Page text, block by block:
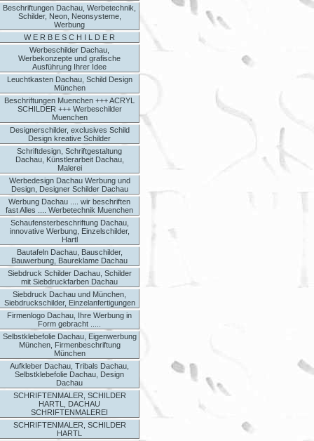
Beschriftungen Dachau, Werbetechnik,
Schilder, Neon, Neonsysteme,
Werbung
W E R B E S C H I L D E R
Werbeschilder Dachau,
Werbekonzepte und grafische
Ausführung Ihrer Idee
Leuchtkasten Dachau, Schild Design
München
Beschriftungen Muenchen +++ ACRYL
SCHILDER +++ Werbeschilder
Muenchen
Designerschilder, exclusives Schild
Design kreative Schilder
Schriftdesign, Schriftgestaltung
Dachau, Künstlerarbeit Dachau,
Malerei
Werbedesign Dachau Werbung und
Design, Designer Schilder Dachau
Werbung Dachau .... wir beschriften
fast Alles .... Werbetechnik Muenchen
Schaufensterbeschriftung Dachau,
innovative Werbung, Einzelschilder,
Hartl
Bautafeln Dachau, Bauschilder,
Bauwerbung, Baureklame Dachau
Siebdruck Schilder Dachau, Schilder
mit Siebdruckfarben Dachau
Siebdruck Dachau und München,
Siebdruckschilder, Einzelanfertigungen
Firmenlogo Dachau, Ihre Werbung in
Form gebracht .....
Selbstklebefolie Dachau, Eigenwerbung
München, Firmenbeschriftung
München
Aufkleber Dachau, Tribals Dachau,
Selbstklebefolie Dachau, Design
Dachau
SCHRIFTENMALER, SCHILDER
HARTL, DACHAU
SCHRIFTENMALEREI
SCHRIFTENMALER, SCHILDER
HARTL